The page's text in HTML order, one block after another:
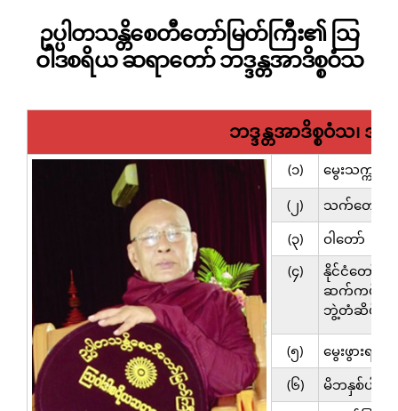
ဥပ္ပါတသန္တိစေတီတော်မြတ်ကြီး၏ သြ
ဝါဒစရိယ ဆရာတော် ဘဒ္ဒန္တအာဒိစ္စဝံသ
ဘဒ္ဒန္တအာဒိစ္စဝံသ၊
(၁)
မွေးသက္ကရာဇ်
(၂)
သက်တော်
(၃)
ဝါတော်
(၄)
နိုင်ငံတော်အ
ဆက်ကပ်သ
ဘွဲ့တံဆိပ်တော်
(၅)
မွေးဖွားရာဇ
(၆)
မိဘနှစ်ပါး